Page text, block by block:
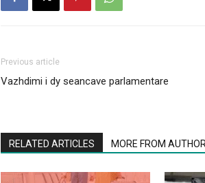
Previous article
Vazhdimi i dy seancave parlamentare
RELATED ARTICLES MORE FROM AUTHOR